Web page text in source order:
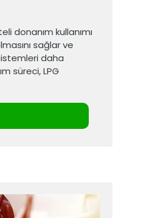
donanım kullanımı
sağlar ve
daha
süreci, LPG